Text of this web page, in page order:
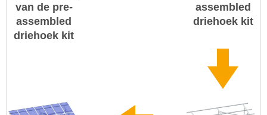
van de pre-
assembled
driehoek kit
assembled
driehoek kit